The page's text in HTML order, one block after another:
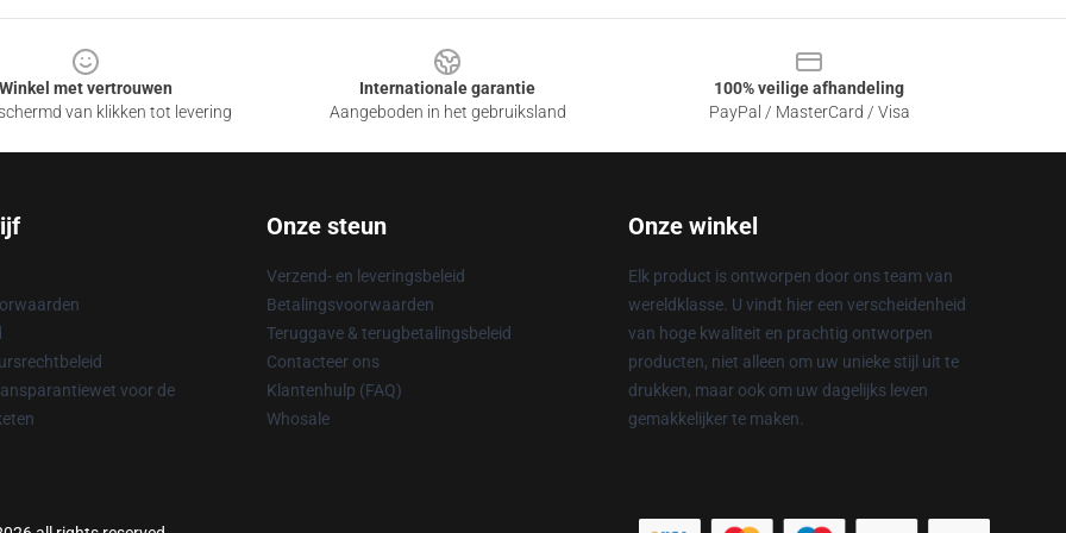
Winkel met vertrouwen
van klikken tot levering
Internationale garantie
Aangeboden in het gebruiksland
100% veilige afhandeling
PayPal / MasterCard / Visa
voor de
Onze steun
Verzend- en leveringsbeleid
Betalingsvoorwaarden
Teruggave & terugbetalingsbeleid
Contacteer ons
Klantenhulp (FAQ)
Whosale
Onze winkel
Elk product is ontworpen door ons team van
wereldklasse. U vindt hier een verscheidenheid
van hoge kwaliteit en prachtig ontworpen
producten, niet alleen om uw unieke stijl uit te
drukken, maar ook om uw dagelijks leven
gemakkelijker te maken.